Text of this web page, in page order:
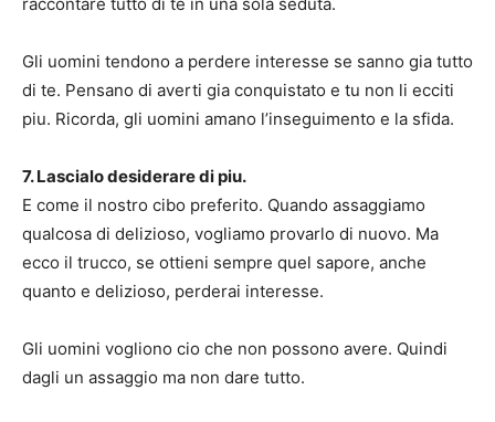
Gli uomini tendono a perdere interesse se sanno gia tutto
di te. Pensano di averti gia conquistato e tu non li ecciti
piu. Ricorda, gli uomini amano l’inseguimento e la sfida.
7. Lascialo desiderare di piu.
E come il nostro cibo preferito. Quando assaggiamo
qualcosa di delizioso, vogliamo provarlo di nuovo. Ma
ecco il trucco, se ottieni sempre quel sapore, anche
quanto e delizioso, perderai interesse.
Gli uomini vogliono cio che non possono avere. Quindi
dagli un assaggio ma non dare tutto.